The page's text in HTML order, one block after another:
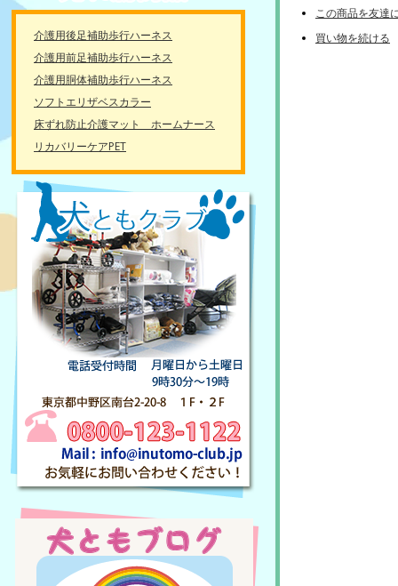
この商品を友達
買い物を続ける
介護用後足補助歩行ハーネス
介護用前足補助歩行ハーネス
介護用胴体補助歩行ハーネス
ソフトエリザベスカラー
床ずれ防止介護マット ホームナース
リカバリーケアPET